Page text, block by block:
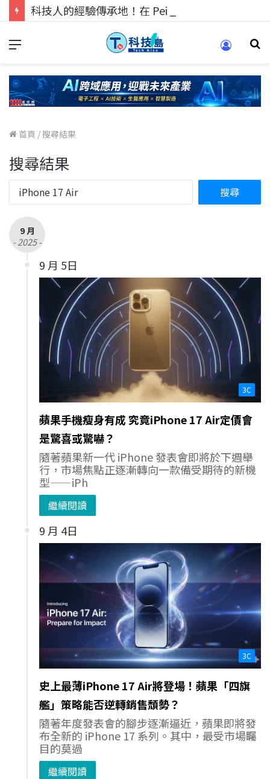
首頁 /搜尋結果
搜尋結果
9 月
- 2025 -
9 月 5日
3C
蘋果手機瘦身有成 究竟iPhone 17 Air定價會
是驚喜或驚嚇？
隨著蘋果新一代 iPhone 發表會即將於下週舉
行，市場焦點正逐漸轉向一款備受期待的新機
型——iPh
繼續閱讀
9 月 4日
3C
史上最薄iPhone 17 Air將登場！蘋果「四旗
艦」策略能否逆轉銷售頹勢？
隨著年度發表會的腳步逐漸逼近，蘋果即將發
布全新的 iPhone 17 系列。其中，最受市場矚
目的莫過
繼續閱讀